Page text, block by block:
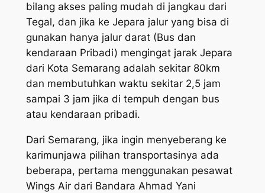
bilang akses paling mudah di jangkau dari
Tegal, dan jika ke Jepara jalur yang bisa di
gunakan hanya jalur darat (Bus dan
kendaraan Pribadi) mengingat jarak Jepara
dari Kota Semarang adalah sekitar 80km
dan membutuhkan waktu sekitar 2,5 jam
sampai 3 jam jika di tempuh dengan bus
atau kendaraan pribadi.
Dari Semarang, jika ingin menyeberang ke
karimunjawa pilihan transportasinya ada
beberapa, pertama menggunakan pesawat
Wings Air dari Bandara Ahmad Yani